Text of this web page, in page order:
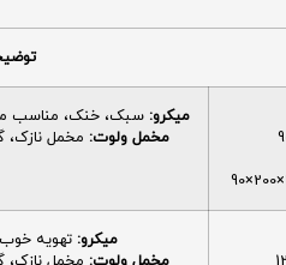
میکرو: سبک، خنک، مناسب
مخمل ولوت: مخمل نازک،
میکرو: تهویه